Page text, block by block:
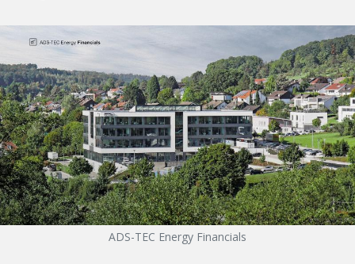
ADS-TEC Energy Financials